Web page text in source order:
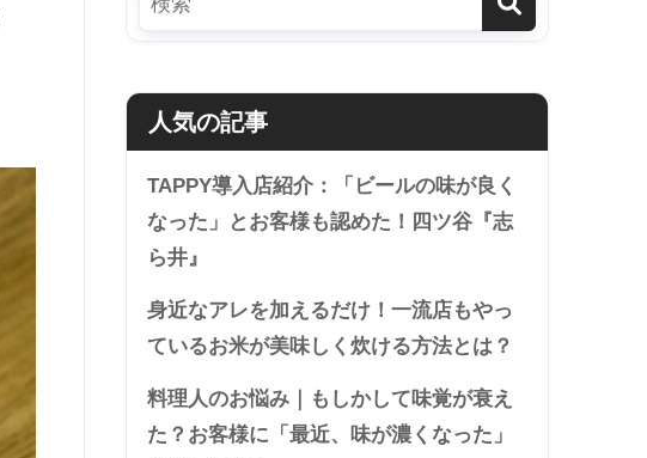
人気の記事
TAPPY導入店紹介：「ビールの味が良く
なった」とお客様も認めた！四ツ谷『志
ら井』
身近なアレを加えるだけ！一流店もやっ
ているお米が美味しく炊ける方法とは？
料理人のお悩み｜もしかして味覚が衰え
た？お客様に「最近、味が濃くなった」